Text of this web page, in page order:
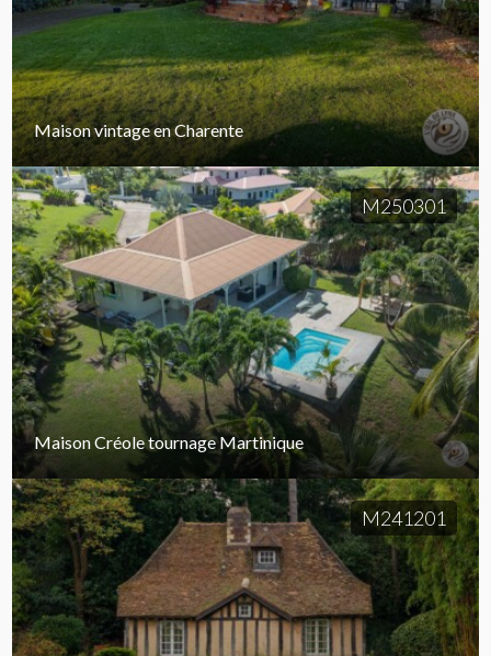
Maison vintage en Charente
M250301
Maison Créole tournage Martinique
M241201